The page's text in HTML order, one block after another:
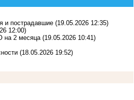
и пострадавшие (19.05.2026 12:35)
12:00)
на 2 месяца (19.05.2026 10:41)
(18.05.2026 19:52)